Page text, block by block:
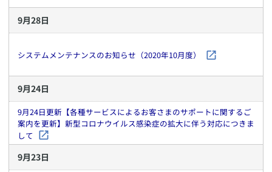
9月28日
システムメンテナンスのお知らせ（2020年10月度）
9月24日
9月24日更新【各種サービスによるお客さまのサポートに関するご
案内を更新】新型コロナウイルス感染症の拡大に伴う対応につきま
して
9月23日